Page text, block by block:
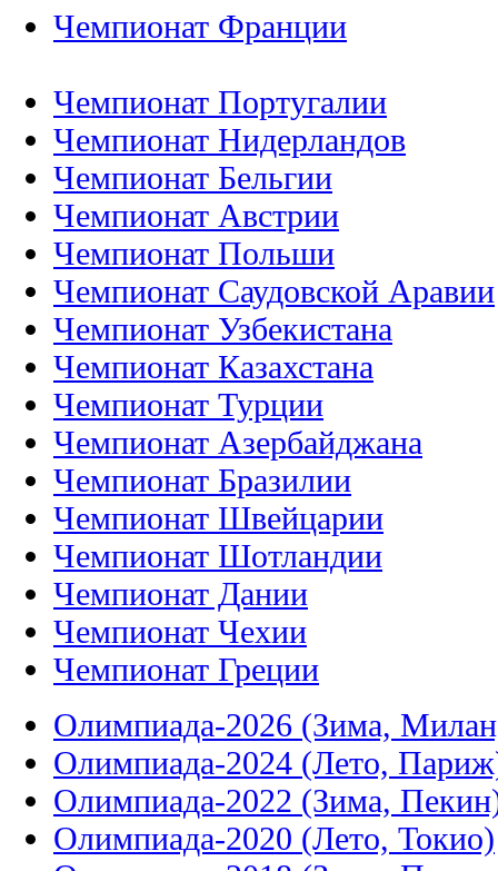
Чемпионат Франции
Чемпионат Португалии
Чемпионат Нидерландов
Чемпионат Бельгии
Чемпионат Австрии
Чемпионат Польши
Чемпионат Саудовской Аравии
Чемпионат Узбекистана
Чемпионат Казахстана
Чемпионат Турции
Чемпионат Азербайджана
Чемпионат Бразилии
Чемпионат Швейцарии
Чемпионат Шотландии
Чемпионат Дании
Чемпионат Чехии
Чемпионат Греции
Олимпиада-2026 (Зима,
Олимпиада-2024 (Лето,
Олимпиада-2022 (Зима,
Олимпиада-2020 (Лето, Токио)